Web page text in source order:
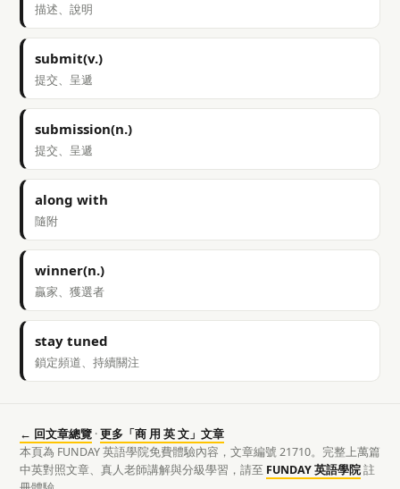
描述、說明
submit(v.)
提交、呈遞
submission(n.)
提交、呈遞
along with
隨附
winner(n.)
贏家、獲選者
stay tuned
鎖定頻道、持續關注
← 回文章總覽 ·更多「商 用 英 文」文章
本頁為 FUNDAY 英語學院免費體驗內容，文章編號 21710。完整上萬篇
中英對照文章、真人老師講解與分級學習，請至 FUNDAY 英語學院註